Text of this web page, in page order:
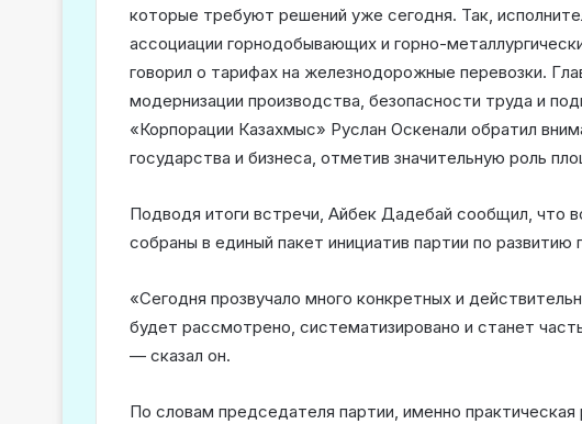
которые требуют решений уже сегодня. Так,
ассоциации горнодобывающих и горно-
говорил о тарифах на железнодорожные перевозки.
модернизации производства, безопасности труда и
«Корпорации Казахмыс» Руслан Оскенали обратил
государства и бизнеса, отметив значительную роль
Подводя итоги встречи, Айбек Дадебай сообщил, что
собраны в единый пакет инициатив партии по развитию
«Сегодня прозвучало много конкретных и
будет рассмотрено, систематизировано и станет
— сказал он.
По словам председателя партии, именно практическая